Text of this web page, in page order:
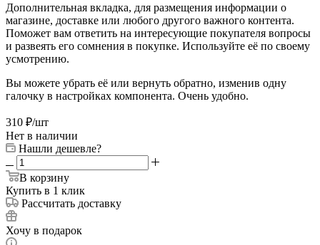
Дополнительная вкладка, для размещения информации о
магазине, доставке или любого другого важного контента.
Поможет вам ответить на интересующие покупателя вопросы
и развеять его сомнения в покупке. Используйте её по своему
усмотрению.
Вы можете убрать её или вернуть обратно, изменив одну
галочку в настройках компонента. Очень удобно.
310 ₽/шт
Нет в наличии
Нашли дешевле?
В корзину
Купить в 1 клик
Рассчитать доставку
Хочу в подарок